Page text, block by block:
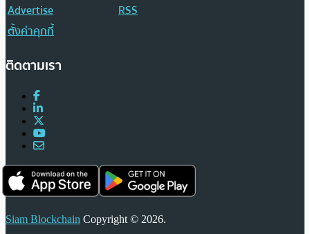
Advertise
RSS
ตั้งค่าคุกกี้
ติดตามเรา
Siam Blockchain Copyright © 2026.